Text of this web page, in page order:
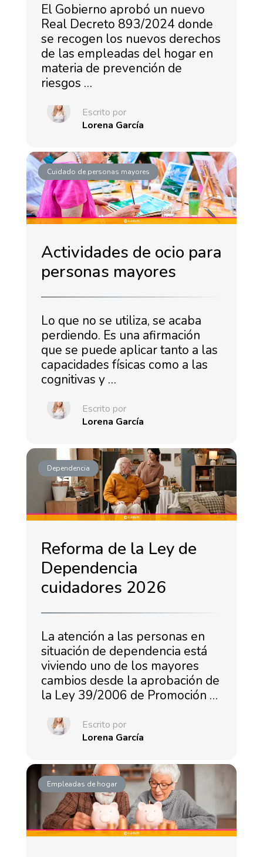
El Gobierno aprobó un nuevo
Real Decreto 893/2024 donde
se recogen los nuevos derechos
de las empleadas del hogar en
materia de prevención de
riesgos …
Escrito por
Lorena García
Cuidado de personas mayores
Actividades de ocio para
personas mayores
Lo que no se utiliza, se acaba
perdiendo. Es una afirmación
que se puede aplicar tanto a las
capacidades físicas como a las
cognitivas y …
Escrito por
Lorena García
Dependencia
Reforma de la Ley de
Dependencia
cuidadores 2026
La atención a las personas en
situación de dependencia está
viviendo uno de los mayores
cambios desde la aprobación de
la Ley 39/2006 de Promoción …
Escrito por
Lorena García
Empleadas de hogar